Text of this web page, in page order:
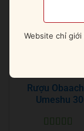
Rượu
Umeshu
Website chỉ